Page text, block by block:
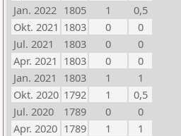
Jan. 2022 1805 1
0,5
Okt. 2021 1803 0
0
Jul. 2021
1803 0
0
Apr. 2021 1803 0
0
Jan. 2021
1803 1
1
Okt. 2020 1792 1
0,5
Jul. 2020
1789 0
0
Apr. 2020 1789 1
1